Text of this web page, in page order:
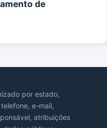
de
por estado,
e-mail,
atribuições